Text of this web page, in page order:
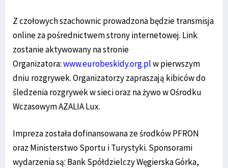
Z czołowych szachownic prowadzona będzie transmisja
online za pośrednictwem strony internetowej. Link
zostanie aktywowany na stronie
Organizatora:www.eurobeskidy.org.plw pierwszym
dniu rozgrywek. Organizatorzy zapraszają kibiców do
śledzenia rozgrywek w sieci oraz na żywo w Ośrodku
Wczasowym AZALIA Lux.
Impreza została dofinansowana ze środków PFRON
oraz Ministerstwo Sportu i Turystyki. Sponsorami
wydarzenia są: Bank Spółdzielczy Węgierska Górka,